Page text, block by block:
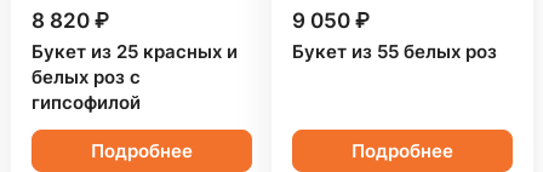
8 820 ₽
Букет из 25 красных и
белых роз с
гипсофилой
Подробнее
9 050 ₽
Букет из 55 белых роз
Подробнее